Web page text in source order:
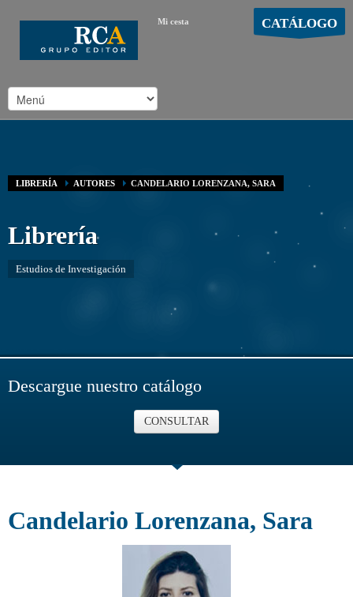
Mi cesta CATÁLOGO
LIBRERÍA AUTORES CANDELARIO LORENZANA, SARA
Librería
Estudios de Investigación
Descargue nuestro catálogo
CONSULTAR
Candelario Lorenzana, Sara